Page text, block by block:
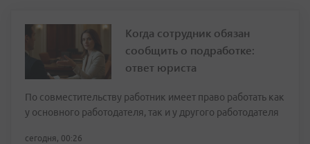
Когда сотрудник обязан
сообщить о подработке:
ответ юриста
По совместительству работник имеет право работать как
у основного работодателя, так и у другого работодателя
сегодня, 00:26